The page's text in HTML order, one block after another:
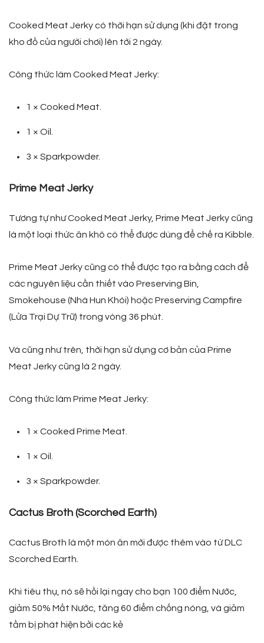
Cooked Meat Jerky có thời hạn sử dụng (khi đặt trong
kho đồ của người chơi) lên tới 2 ngày.
Công thức làm Cooked Meat Jerky:
1 × Cooked Meat.
1 × Oil.
3 × Sparkpowder.
Prime Meat Jerky
Tương tự như Cooked Meat Jerky, Prime Meat Jerky cũng
là một loại thức ăn khô có thể được dùng để chế ra Kibble.
Prime Meat Jerky cũng có thể được tạo ra bằng cách để
các nguyên liệu cần thiết vào Preserving Bin,
Smokehouse (Nhà Hun Khói) hoặc Preserving Campfire
(Lửa Trại Dự Trữ) trong vòng 36 phút.
Và cũng như trên, thời hạn sử dụng cơ bản của Prime
Meat Jerky cũng là 2 ngày.
Công thức làm Prime Meat Jerky:
1 × Cooked Prime Meat.
1 × Oil.
3 × Sparkpowder.
Cactus Broth (Scorched Earth)
Cactus Broth là một món ăn mới được thêm vào từ DLC
Scorched Earth.
Khi tiêu thụ, nó sẽ hồi lại ngay cho bạn 100 điểm Nước,
giảm 50% Mất Nước, tăng 60 điểm chống nóng, và giảm
tầm bị phát hiện bởi các kẻ